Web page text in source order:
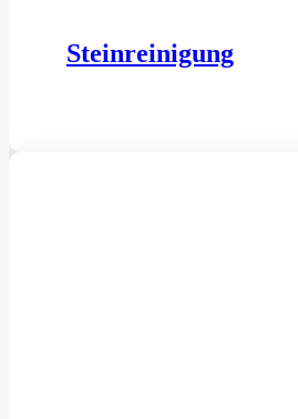
Steinreinigung